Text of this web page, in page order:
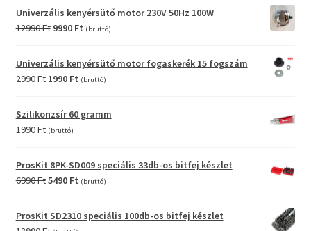
was:
4990 Ft.2990 Ft.
Univerzális kenyérsütő motor 230V 50Hz 100W
12990Ft Original
was:
12990 Ft.
9990 FtCurrent
is:
(bruttó)
Univerzális kenyérsütő motor fogaskerék 15 fogszám
2990Ft Original
was:
1990 FtCurrent
is:
(bruttó)
Szilikonzsír 60 gramm
1990Ft (bruttó)
ProsKit 8PK-SD009 speciális 33db-os bitfej készlet
6990FtOriginal
was:
6990 Ft.
5490 FtCurrent
is:
(bruttó)
ProsKit SD2310 speciális 100db-os bitfej készlet